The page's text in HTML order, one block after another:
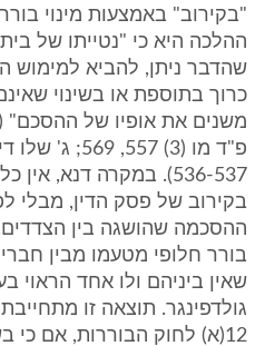
"בקירוב" באמצעות מינוי
ההלכה היא כי "נטייתו של
שהדבר ניתן, להביא למימוש
כרוך בתוספת או בשינוי
פ"ד מו (3) 557,
536-537). במקרה דנא,
בקירוב של פסק הדין, מבלי
ההסכמה שהושגה בין
בורר חלופי מטעמו מבין
שאין ביניהם ולו אחד הראוי
גולדפינגר. תוצאה זו
12(א) לחוק הבוררות, אם